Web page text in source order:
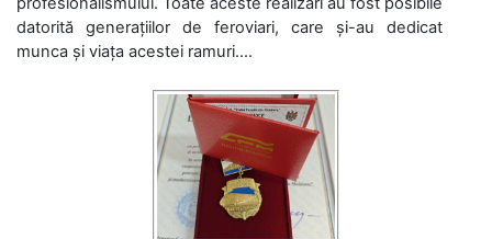
datorită generațiilor de feroviari, care și-au dedicat
munca și viața acestei ramuri....